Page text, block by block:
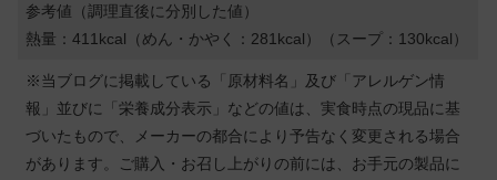
参考値（調理直後に分別した値）
熱量：411kcal（めん・かやく：281kcal）（スープ：130kcal）
※当ブログに掲載している「原材料名」及び「アレルゲン情
報」並びに「栄養成分表示」などの値は、実食時点の現品に基
づいたもので、メーカーの都合により予告なく変更される場合
があります。ご購入・お召し上がりの前には、お手元の製品に